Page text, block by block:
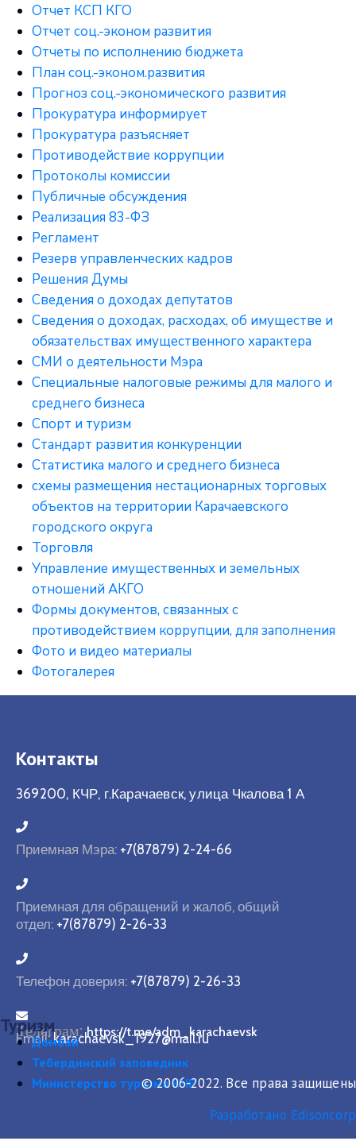
Отчет КСП КГО
Отчет соц.-эконом развития
Отчеты по исполнению бюджета
План соц.-эконом.развития
Прогноз соц.-экономического развития
Прокуратура информирует
Прокуратура разъясняет
Противодействие коррупции
Протоколы комиссии
Публичные обсуждения
Реализация 83-ФЗ
Регламент
Резерв управленческих кадров
Решения Думы
Сведения о доходах депутатов
Сведения о доходах, расходах, об имуществе и
обязательствах имущественного характера
СМИ о деятельности Мэра
Специальные налоговые режимы для малого и
среднего бизнеса
Спорт и туризм
Стандарт развития конкуренции
Статистика малого и среднего бизнеса
схемы размещения нестационарных торговых
объектов на территории Карачаевского
городского округа
Торговля
Управление имущественных и земельных
отношений АКГО
Формы документов, связанных с
противодействием коррупции, для заполнения
Фото и видео материалы
Фотогалерея
Контакты
369200, КЧР, г.Карачаевск, улица Чкалова 1 А
Приемная Мэра: +7(87879) 2-24-66
Приемная для обращений и жалоб, общий
отдел: +7(87879) 2-26-33
Телефон доверия: +7(87879) 2-26-33
Email:karachaevsk_1927@mail.ru
Телеграм: https://t.me/adm_karachaevsk
Туризм
Домбай
Тебердинский заповедник
Министерство туризма КЧР© 2006-2022. Все права защищены
Разработано Edisoncorp